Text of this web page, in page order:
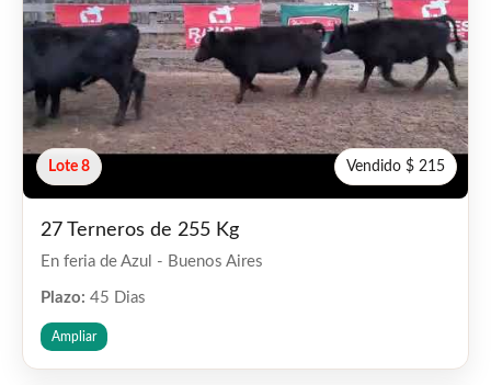
Lote 8 Vendido $ 215
27 Terneros de 255 Kg
En feria de Azul - Buenos Aires
Plazo: 45 Dias
Ampliar